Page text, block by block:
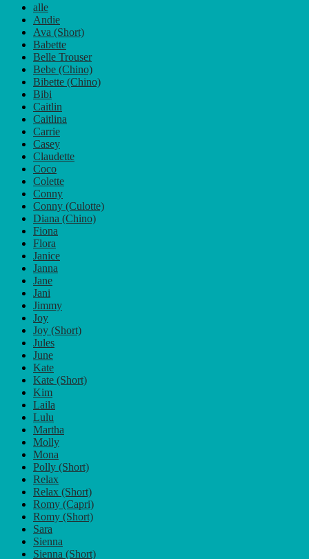
alle
Andie
Ava (Short)
Babette
Belle Trouser
Bebe (Chino)
Bibette (Chino)
Bibi
Caitlin
Caitlina
Carrie
Casey
Claudette
Coco
Colette
Conny
Conny (Culotte)
Diana (Chino)
Fiona
Flora
Janice
Janna
Jane
Jani
Jimmy
Joy
Joy (Short)
Jules
June
Kate
Kate (Short)
Kim
Laila
Lulu
Martha
Molly
Mona
Polly (Short)
Relax
Relax (Short)
Romy (Capri)
Romy (Short)
Sara
Sienna
Sienna (Short)